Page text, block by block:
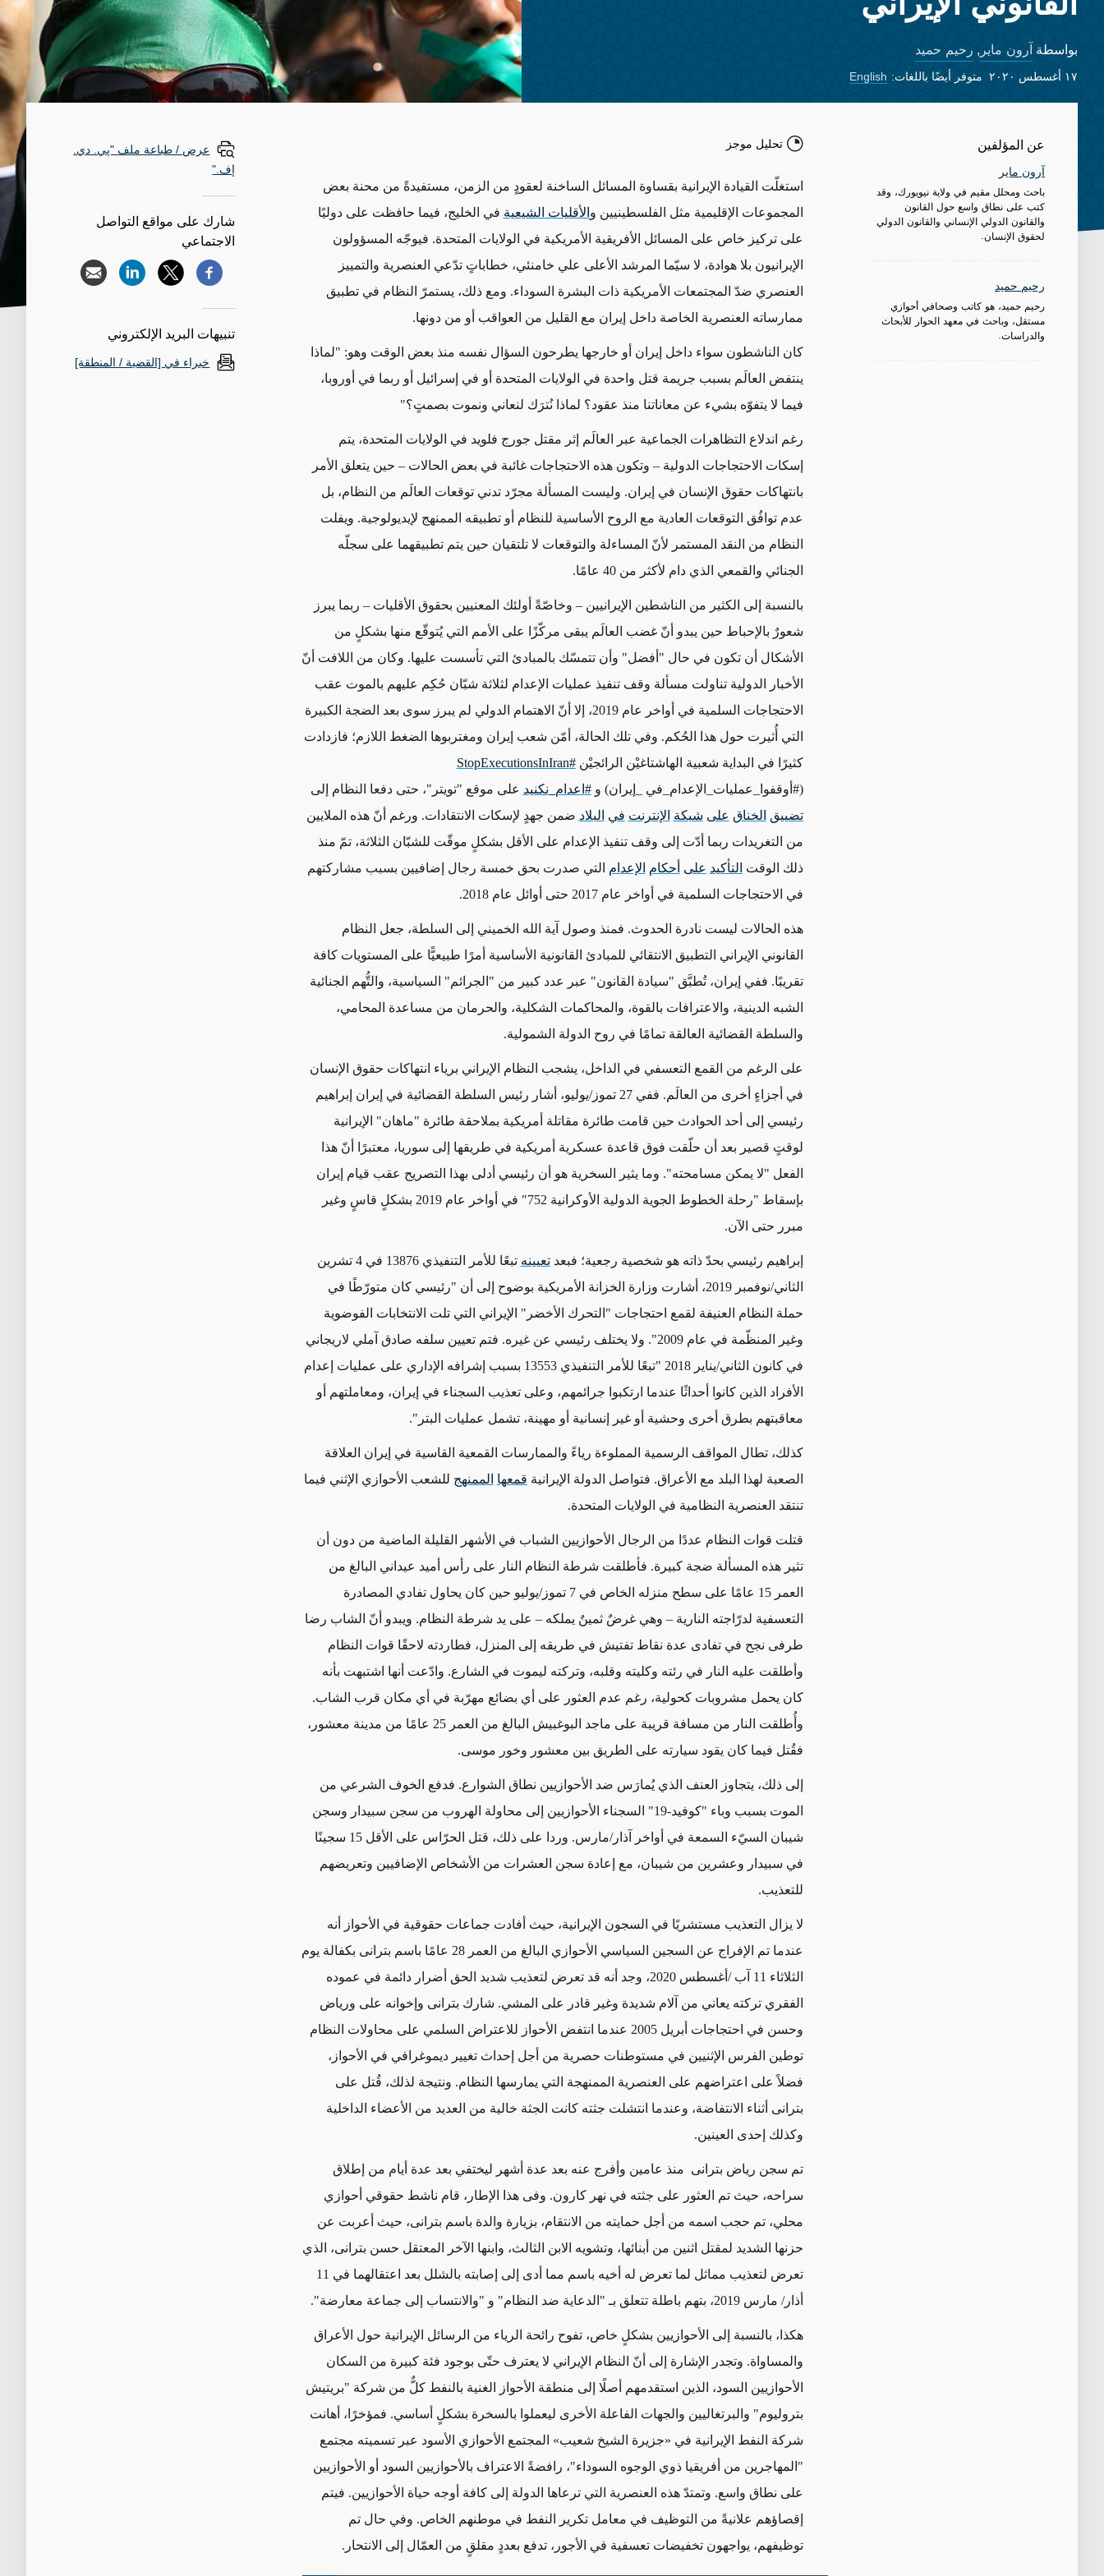
بواسطة آرون ماير, رحيم حميد
١٧ أغسطس ٢٠٢٠ متوفر أيضًا باللغات: English
عن المؤلفين
آرون ماير
باحث ومحلل مقيم في ولاية نيويورك، وقد
كتب على نطاق واسع حول القانون
والقانون الدولي الإنساني والقانون الدولي
لحقوق الإنسان.
رحيم حميد
رحيم حميد، هو كاتب وصحافي أحوازي
مستقل، وباحث في معهد الحوار للأبحاث
والدراسات.
تحليل موجز
استغلّت القيادة الإيرانية بقساوة المسائل الساخنة لعقودٍ من الزمن، مستفيدةً من محنة بعض
المجموعات الإقليمية مثل الفلسطينيين و الأقليات الشيعية في الخليج، فيما حافظت على دوليًا
على تركيز خاص على المسائل الأفريقية الأمريكية في الولايات المتحدة. فيوجّه المسؤولون
الإيرانيون بلا هوادة، لا سيّما المرشد الأعلى علي خامنئي، خطاباتٍ تدّعي العنصرية والتمييز
العنصري ضدّ المجتمعات الأمريكية ذات البشرة السوداء. ومع ذلك، يستمرّ النظام في تطبيق
ممارساته العنصرية الخاصة داخل إيران مع القليل من العواقب أو من دونها.
كان الناشطون سواء داخل إيران أو خارجها يطرحون السؤال نفسه منذ بعض الوقت وهو: "لماذا
ينتفض العالَم بسبب جريمة قتل واحدة في الولايات المتحدة أو في إسرائيل أو ربما في أوروبا،
فيما لا يتفوّه بشيء عن معاناتنا منذ عقود؟ لماذا نُترَك لنعاني ونموت بصمتٍ؟"
رغم اندلاع التظاهرات الجماعية عبر العالَم إثر مقتل جورج فلويد في الولايات المتحدة، يتم
إسكات الاحتجاجات الدولية – وتكون هذه الاحتجاجات غائبة في بعض الحالات – حين يتعلق الأمر
بانتهاكات حقوق الإنسان في إيران. وليست المسألة مجرّد تدني توقعات العالَم من النظام، بل
عدم توافُق التوقعات العادية مع الروح الأساسية للنظام أو تطبيقه الممنهج لإيديولوجية. ويفلت
النظام من النقد المستمر لأنّ المساءلة والتوقعات لا تلتقيان حين يتم تطبيقهما على سجلّه
الجنائي والقمعي الذي دام لأكثر من 40 عامًا.
بالنسبة إلى الكثير من الناشطين الإيرانيين – وخاصّةً أولئك المعنيين بحقوق الأقليات – ربما يبرز
شعورٌ بالإحباط حين يبدو أنّ غضب العالَم يبقى مركّزًا على الأمم التي يُتوقّع منها بشكلٍ من
الأشكال أن تكون في حال "أفضل" وأن تتمسّك بالمبادئ التي تأسست عليها. وكان من اللافت أنّ
الأخبار الدولية تناولت مسألة وقف تنفيذ عمليات الإعدام لثلاثة شبّان حُكِم عليهم بالموت عقب
الاحتجاجات السلمية في أواخر عام 2019، إلا أنّ الاهتمام الدولي لم يبرز سوى بعد الضجة الكبيرة
التي أُثيرت حول هذا الحُكم. وفي تلك الحالة، أمّن شعب إيران ومغتربوها الضغط اللازم؛ فازدادت
كثيرًا في البداية شعبية الهاشتاغيْن الرائجيْن#StopExecutionsInIran
(#أوقفوا_عمليات_الإعدام_في _إيران) و# اعدام نکنید على موقع "تويتر"، حتى دفعا النظام إلى
تضييق الخناق على شبكة الإنترنت في البلاد ضمن جهدٍ لإسكات الانتقادات. ورغم أنّ هذه الملايين
من التغريدات ربما أدّت إلى وقف تنفيذ الإعدام على الأقل بشكلٍ موقّت للشبّان الثلاثة، تمّ منذ
ذلك الوقت التأكيد على أحكام الإعدام التي صدرت بحق خمسة رجال إضافيين بسبب مشاركتهم
في الاحتجاجات السلمية في أواخر عام 2017 حتى أوائل عام 2018.
هذه الحالات ليست نادرة الحدوث. فمنذ وصول آية الله الخميني إلى السلطة، جعل النظام
القانوني الإيراني التطبيق الانتقائي للمبادئ القانونية الأساسية أمرًا طبيعيًّا على المستويات كافة
تقريبًا. ففي إيران، تُطبَّق "سيادة القانون" عبر عدد كبير من "الجرائم" السياسية، والتُّهم الجنائية
الشبه الدينية، والاعترافات بالقوة، والمحاكمات الشكلية، والحرمان من مساعدة المحامي،
والسلطة القضائية العالقة تمامًا في روح الدولة الشمولية.
على الرغم من القمع التعسفي في الداخل، يشجب النظام الإيراني برياء انتهاكات حقوق الإنسان
في أجزاءٍ أخرى من العالَم. ففي 27 تموز/يوليو، أشار رئيس السلطة القضائية في إيران إبراهيم
رئيسي إلى أحد الحوادث حين قامت طائرة مقاتلة أمريكية بملاحقة طائرة "ماهان" الإيرانية
لوقتٍ قصير بعد أن حلّقت فوق قاعدة عسكرية أمريكية في طريقها إلى سوريا، معتبرًا أنّ هذا
الفعل "لا يمكن مسامحته". وما يثير السخرية هو أن رئيسي أدلى بهذا التصريح عقب قيام إيران
بإسقاط "رحلة الخطوط الجوية الدولية الأوكرانية 752" في أواخر عام 2019 بشكلٍ قاسٍ وغير
مبرر حتى الآن.
إبراهيم رئيسي بحدّ ذاته هو شخصية رجعية؛ فبعدتعيينه
تبعًا للأمر التنفيذي 13876 في 4 تشرين
الثاني/نوفمبر 2019، أشارت وزارة الخزانة الأمريكية بوضوح إلى أن "رئيسي كان متورّطًا في
حملة النظام العنيفة لقمع احتجاجات "التحرك الأخضر" الإيراني التي تلت الانتخابات الفوضوية
وغير المنظّمة في عام 2009". ولا يختلف رئيسي عن غيره. فتم تعيين سلفه صادق آملي لاريجاني
في كانون الثاني/يناير 2018 "تبعًا للأمر التنفيذي 13553 بسبب إشرافه الإداري على عمليات إعدام
الأفراد الذين كانوا أحداثًا عندما ارتكبوا جرائمهم، وعلى تعذيب السجناء في إيران، ومعاملتهم أو
معاقبتهم بطرق أخرى وحشية أو غير إنسانية أو مهينة، تشمل عمليات البتر".
كذلك، تطال المواقف الرسمية المملوءة رياءً والممارسات القمعية القاسية في إيران العلاقة
الصعبة لهذا البلد مع الأعراق. فتواصل الدولة الإيرانية قمعها الممنهج للشعب الأحوازي الإثني فيما
تنتقد العنصرية النظامية في الولايات المتحدة.
قتلت قوات النظام عددًا من الرجال الأحوازيين الشباب في الأشهر القليلة الماضية من دون أن
تثير هذه المسألة ضجة كبيرة. فأطلقت شرطة النظام النار على رأس أميد عيداني البالغ من
العمر 15 عامًا على سطح منزله الخاص في 7 تموز/يوليو حين كان يحاول تفادي المصادرة
التعسفية لدرّاجته النارية – وهي غرضٌ ثمينٌ يملكه – على يد شرطة النظام. ويبدو أنّ الشاب رضا
طرفى نجح في تفادى عدة نقاط تفتيش في طريقه إلى المنزل، فطاردته لاحقًا قوات النظام
وأطلقت عليه النار في رئته وكليته وقلبه، وتركته ليموت في الشارع. وادّعت أنها اشتبهت بأنه
كان يحمل مشروبات كحولية، رغم عدم العثور على أي بضائع مهرّبة في أي مكان قرب الشاب.
وأُطلقت النار من مسافة قريبة على ماجد البوغبيش البالغ من العمر 25 عامًا من مدينة معشور،
فقُتل فيما كان يقود سيارته على الطريق بين معشور وخور موسى.
إلى ذلك، يتجاوز العنف الذي يُمارَس ضد الأحوازيين نطاق الشوارع. فدفع الخوف الشرعي من
الموت بسبب وباء "كوفيد-19" السجناء الأحوازيين إلى محاولة الهروب من سجن سبيدار وسجن
شيبان السيّء السمعة في أواخر آذار/مارس. وردا على ذلك، قتل الحرّاس على الأقل 15 سجينًا
في سبيدار وعشرين من شيبان، مع إعادة سجن العشرات من الأشخاص الإضافيين وتعريضهم
للتعذيب.
لا يزال التعذيب مستشريًا في السجون الإيرانية، حيث أفادت جماعات حقوقية في الأحواز أنه
عندما تم الإفراج عن السجين السياسي الأحوازي البالغ من العمر 28 عامًا باسم بترانی بكفالة يوم
الثلاثاء 11 آب /أغسطس 2020، وجد أنه قد تعرض لتعذيب شديد الحق أضرار دائمة في عموده
الفقري تركته يعاني من آلام شديدة وغير قادر على المشي. شارك بترانی وإخوانه على ورياض
وحسن في احتجاجات أبريل 2005 عندما انتفض الأحواز للاعتراض السلمي على محاولات النظام
توطين الفرس الإثنيين في مستوطنات حصرية من أجل إحداث تغيير ديموغرافي في الأحواز،
فضلاً على اعتراضهم على العنصرية الممنهجة التي يمارسها النظام. ونتيجة لذلك، قُتل على
بترانی أثناء الانتفاضة، وعندما انتشلت جثته كانت الجثة خالية من العديد من الأعضاء الداخلية
وكذلك إحدى العينين.
تم سجن رياض بترانی منذ عامين وأفرج عنه بعد عدة أشهر ليختفي بعد عدة أيام من إطلاق
سراحه، حيث تم العثور على جثته في نهر كارون. وفى هذا الإطار، قام ناشط حقوقي أحوازي
محلي، تم حجب اسمه من أجل حمايته من الانتقام، بزيارة والدة باسم بترانی، حيث أعربت عن
حزنها الشديد لمقتل اثنين من أبنائها، وتشويه الابن الثالث، وابنها الآخر المعتقل حسن بترانی، الذي
تعرض لتعذيب مماثل لما تعرض له أخيه باسم مما أدى إلى إصابته بالشلل بعد اعتقالهما في 11
أذار/ مارس 2019، بتهم باطلة تتعلق بـ "الدعاية ضد النظام" و "والانتساب إلى جماعة معارضة".
هكذا، بالنسبة إلى الأحوازيين بشكلٍ خاص، تفوح رائحة الرياء من الرسائل الإيرانية حول الأعراق
والمساواة. وتجدر الإشارة إلى أنّ النظام الإيراني لا يعترف حتّى بوجود فئة كبيرة من السكان
الأحوازيين السود، الذين استقدمهم أصلًا إلى منطقة الأحواز الغنية بالنفط كلٌّ من شركة "بريتيش
بتروليوم" والبرتغاليين والجهات الفاعلة الأخرى ليعملوا بالسخرة بشكلٍ أساسي. فمؤخرًا، أهانت
شركة النفط الإيرانية في «جزيرة الشيخ شعيب» المجتمع الأحوازي الأسود عبر تسميته مجتمع
"المهاجرين من أفريقيا ذوي الوجوه السوداء"، رافضةً الاعتراف بالأحوازيين السود أو الأحوازيين
على نطاق واسع. وتمتدّ هذه العنصرية التي ترعاها الدولة إلى كافة أوجه حياة الأحوازيين. فيتم
إقصاؤهم علانيةً من التوظيف في معامل تكرير النفط في موطنهم الخاص. وفي حال تم
توظيفهم، يواجهون تخفيضات تعسفية في الأجور، تدفع بعددٍ مقلقٍ من العمّال إلى الانتحار.
عرض / طباعة ملف "پي. دي.
إف."
شارك على مواقع التواصل
الاجتماعي
تنبيهات البريد الإلكتروني
خبراء في [القضية / المنطقة]